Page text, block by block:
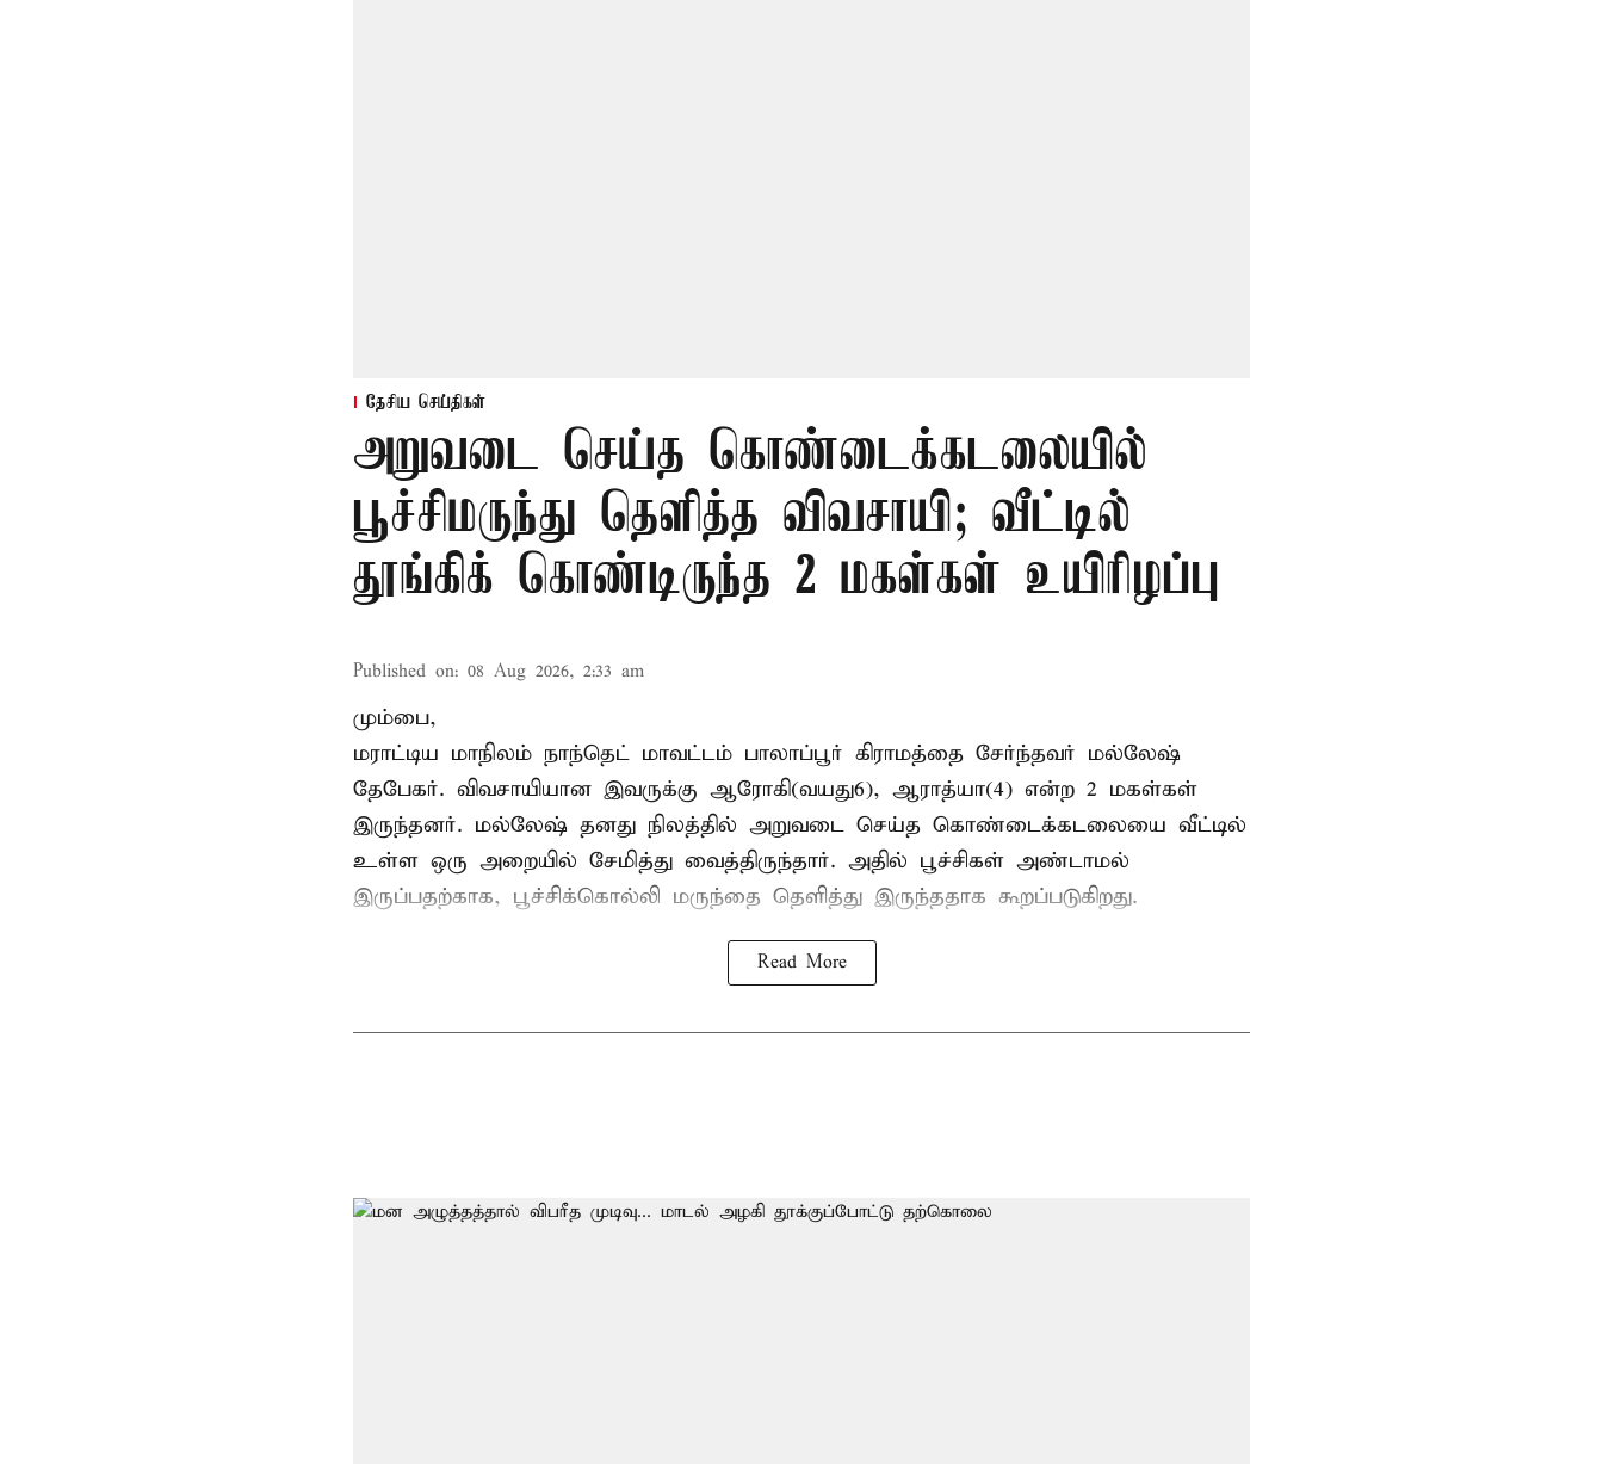
தேசிய செய்திகள்
அறுவடை செய்த கொண்டைக்கடலையில்
பூச்சிமருந்து தெளித்த விவசாயி; வீட்டில்
தூங்கிக் கொண்டிருந்த 2 மகள்கள் உயிரிழப்பு
Published on: 08 Aug 2026, 2:33 am
மும்பை,
மராட்டிய மாநிலம் நாந்தெட் மாவட்டம் பாலாப்பூர் கிராமத்தை சேர்ந்தவர் மல்லேஷ்
தேபேகர். விவசாயியான இவருக்கு ஆரோகி(வயது6), ஆராத்யா(4) என்ற 2 மகள்கள்
இருந்தனர். மல்லேஷ் தனது நிலத்தில் அறுவடை செய்த கொண்டைக்கடலையை வீட்டில்
உள்ள ஒரு அறையில் சேமித்து வைத்திருந்தார். அதில் பூச்சிகள் அண்டாமல்
இருப்பதற்காக, பூச்சிக்கொல்லி மருந்தை தெளித்து இருந்ததாக கூறப்படுகிறது.
Read More